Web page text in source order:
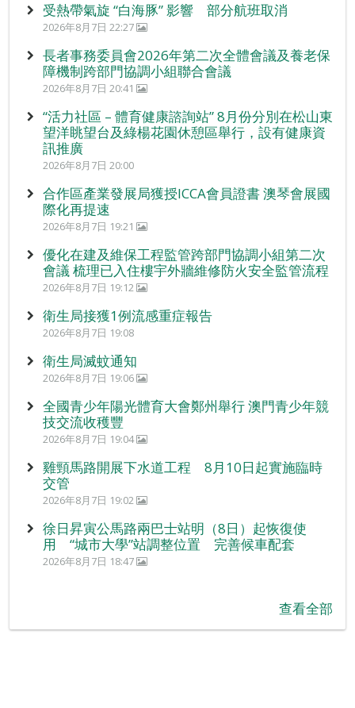
受熱帶氣旋 “白海豚” 影響 部分航班取消
2026年8月7日 22:27
長者事務委員會2026年第二次全體會議及養老保
障機制跨部門協調小組聯合會議
2026年8月7日 20:41
“活力社區 – 體育健康諮詢站” 8月份分別在松山東
望洋眺望台及綠楊花園休憩區舉行，設有健康資
訊推廣
2026年8月7日 20:00
合作區產業發展局獲授ICCA會員證書 澳琴會展國
際化再提速
2026年8月7日 19:21
優化在建及維保工程監管跨部門協調小組第二次
會議 梳理已入住樓宇外牆維修防火安全監管流程
2026年8月7日 19:12
衛生局接獲1例流感重症報告
2026年8月7日 19:08
衛生局滅蚊通知
2026年8月7日 19:06
全國青少年陽光體育大會鄭州舉行 澳門青少年競
技交流收穫豐
2026年8月7日 19:04
雞頸馬路開展下水道工程 8月10日起實施臨時
交管
2026年8月7日 19:02
徐日昇寅公馬路兩巴士站明（8日）起恢復使
用 “城市大學”站調整位置 完善候車配套
2026年8月7日 18:47
查看全部